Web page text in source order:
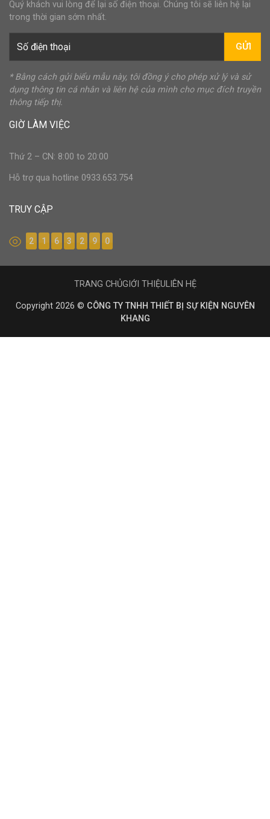
Quý khách vui lòng để lại số điện thoại. Chúng tôi sẽ liên hệ lại
trong thời gian sớm nhất.
GỬI
* Bằng cách gửi biểu mẫu này, tôi đồng ý cho phép xử lý và sử
dụng thông tin cá nhân và liên hệ của mình cho mục đích truyền
thông tiếp thị.
GIỜ LÀM VIỆC
Thứ 2 – CN: 8:00 to 20:00
Hỗ trợ qua hotline 0933.653.754
TRUY CẬP
2 1 6 3 2 9 0
Copyright 2026 © CÔNG TY TNHH THIẾT BỊ SỰ KIỆN NGUYÊN
KHANG
TRANG CHỦGIỚI THIỆULIÊN HỆ